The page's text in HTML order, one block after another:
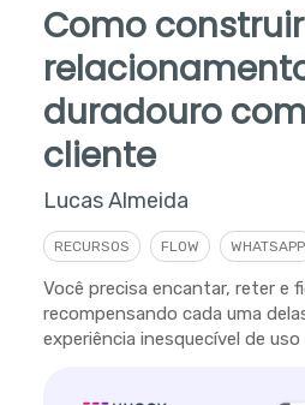
Como
duradouro
cliente
Lucas Almeida
RECURSOS FLOW WHATSAPP
Você precisa encantar, reter e
recompensando cada uma
experiência inesquecível de